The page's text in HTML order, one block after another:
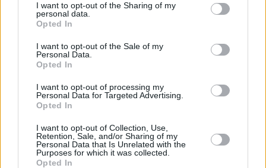
I want to opt-out of the Sharing of my
personal data.
Opted In
I want to opt-out of the Sale of my
Personal Data.
Opted In
I want to opt-out of processing my
Personal Data for Targeted Advertising.
Opted In
I want to opt-out of Collection, Use,
Retention, Sale, and/or Sharing of my
Personal Data that Is Unrelated with the
Purposes for which it was collected.
Opted In
zarzuty związane z kradzieżą, znęcaniem się
psychicznym i fizycznym, popychaniem innych do
autodestrukcyjnych zachowań i uśmiercaniem
noworodków. W 1997 roku cudotwórca został
skazany za bezprawne przetrzymywanie syna, 14-
letniego wówczas Medarda. Ostatecznie mężczyźnie
odebrano 6 dzieci.
REKLAMA